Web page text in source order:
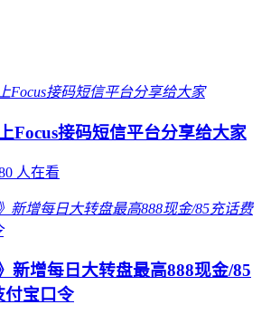
Focus接码短信平台分享给大家
人在看
新增每日大转盘最高888现金/85
付宝口令